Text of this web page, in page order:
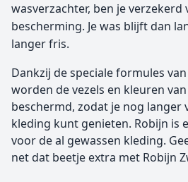
wasverzachter, ben je verzekerd
bescherming. Je was blijft dan
langer fris.
Dankzij de speciale formules
worden de vezels en kleuren
beschermd, zodat je nog langer
kleding kunt genieten. Robijn is
voor de al gewassen kleding.
net dat beetje extra met Robijn